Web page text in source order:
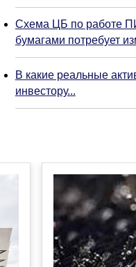
Схема ЦБ по работе
бумагами потребует
В какие реальные
инвестору...